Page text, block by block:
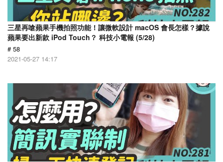
三星再嗆蘋果手機拍照功能！讓微軟設計 macOS 會長怎樣？據說
蘋果要出新款 iPod Touch？ 科技小電報 (5/28)
# 58
2021-05-27 14:17